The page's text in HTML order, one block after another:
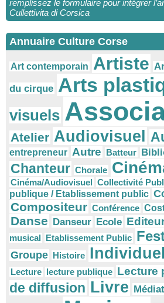
remplissez le formulaire pour intégrer
Cullettivita di Corsica
Annuaire Culture Corse
Art contemporain Artiste
du cirque Arts
visuels
Atelier Audiovisuel
entrepreneur Autre Batteur
Chanteur Chorale
Cinéma/Audiovisuel Collectivité
publique / Etablissement public
Compositeur Conférence
Danse Danseur Ecole
musical Etablissement Public
Groupe Histoire Individuel
Lecture lecture publique Lecture
de diffusion Livre